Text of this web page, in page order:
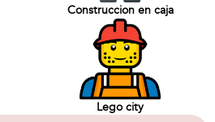
Construccion en caja
Lego city